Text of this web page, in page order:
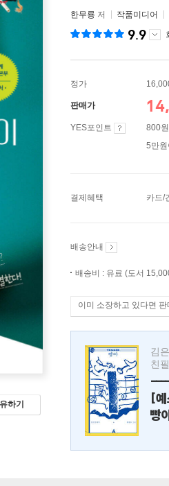
하기
한무룡 저 작품미디어
9.9
정가
판매가
YES포인트
800
5만원
결제혜택 카드/
배송안내
배송비 : 유료 (도서
이미 소장하고 있다면
김
친
[
빵